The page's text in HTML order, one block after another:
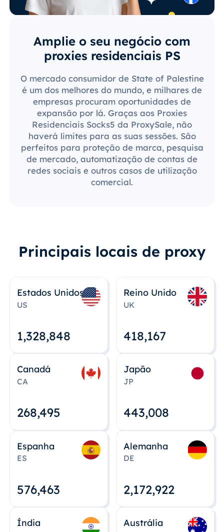
Amplie o seu negócio com
proxies residenciais PS
O mercado consumidor de State of Palestine
é um dos melhores do mundo, e milhares de
empresas procuram oportunidades de
expansão por lá. Graças aos Proxies
Residenciais Socks5 da ProxySale, não
haverá limites para as suas sessões. São
perfeitos para proteção de marca, pesquisa
de mercado, automatização de contas de
redes sociais e outros casos de utilização
comercial.
Principais locais de proxy
Estados Unidos
US
1,328,848
Reino Unido
UK
418,167
Canadá
CA
268,495
Japão
JP
443,008
Espanha
ES
576,463
Alemanha
DE
2,172,922
Índia Austrália